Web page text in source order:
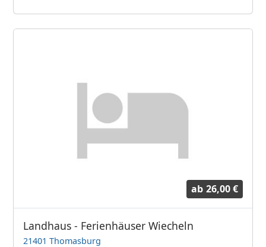
ab 26,00 €
Landhaus - Ferienhäuser Wiecheln
21401 Thomasburg